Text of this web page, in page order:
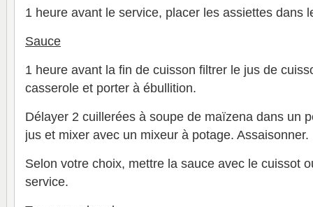
1 heure avant le service, placer les assiettes dans
Sauce
1 heure avant la fin de cuisson filtrer le jus de
casserole et porter à ébullition.
Délayer 2 cuillerées à soupe de maïzena dans un
jus et mixer avec un mixeur à potage. Assaisonner.
Selon votre choix, mettre la sauce avec le cuissot
service.